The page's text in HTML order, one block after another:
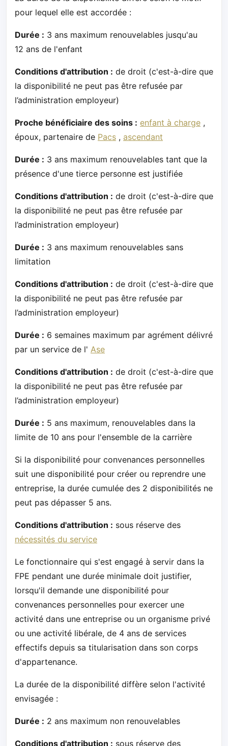
pour lequel elle est accordée :
Durée : 3 ans maximum renouvelables jusqu'au
12 ans de l'enfant
Conditions d'attribution : de droit (c'est-à-dire que
la disponibilité ne peut pas être refusée par
l’administration employeur)
Proche bénéficiaire des soins : enfant à charge ,
époux, partenaire de Pacs , ascendant
Durée : 3 ans maximum renouvelables tant que la
présence d'une tierce personne est justifiée
Conditions d'attribution : de droit (c'est-à-dire que
la disponibilité ne peut pas être refusée par
l’administration employeur)
Durée : 3 ans maximum renouvelables sans
limitation
Conditions d'attribution : de droit (c'est-à-dire que
la disponibilité ne peut pas être refusée par
l’administration employeur)
Durée : 6 semaines maximum par agrément délivré
par un service de l' Ase
Conditions d'attribution : de droit (c'est-à-dire que
la disponibilité ne peut pas être refusée par
l’administration employeur)
Durée : 5 ans maximum, renouvelables dans la
limite de 10 ans pour l'ensemble de la carrière
Si la disponibilité pour convenances personnelles
suit une disponibilité pour créer ou reprendre une
entreprise, la durée cumulée des 2 disponibilités ne
peut pas dépasser 5 ans.
Conditions d'attribution : sous réserve des
nécessités du service
Le fonctionnaire qui s'est engagé à servir dans la
FPE pendant une durée minimale doit justifier,
lorsqu'il demande une disponibilité pour
convenances personnelles pour exercer une
activité dans une entreprise ou un organisme privé
ou une activité libérale, de 4 ans de services
effectifs depuis sa titularisation dans son corps
d'appartenance.
La durée de la disponibilité diffère selon l'activité
envisagée :
Durée : 2 ans maximum non renouvelables
Conditions d'attribution : sous réserve des